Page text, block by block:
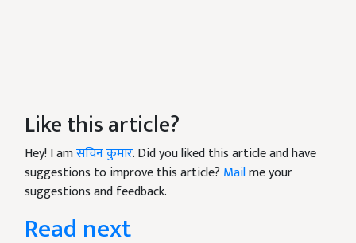
Like this article?
Hey! I amसचिन कुमार. Did you liked this article and have
suggestions to improve this article? Mailme your
suggestions and feedback.
Read next